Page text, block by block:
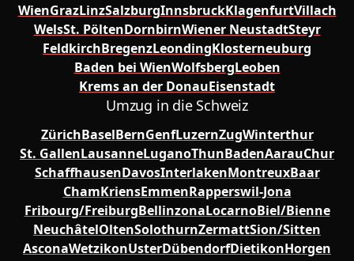
WienGrazLinzSalzburgInnsbruckKlagenfurtVillach
WelsSt. PöltenDornbirnWiener NeustadtSteyr
FeldkirchBregenzLeondingKlosterneuburg
Baden bei WienWolfsbergLeoben
Krems an der DonauEisenstadt
Umzug in die Schweiz
ZürichBaselBernGenfLuzernZugWinterthur
St. GallenLausanneLuganoThunBadenAarauChur
SchaffhausenDavosInterlakenMontreuxBaar
ChamKriensEmmenRapperswil-Jona
Fribourg/FreiburgBellinzonaLocarnoBiel/Bienne
NeuchâtelOltenSolothurnZermattSion/Sitten
AsconaWetzikonUsterDübendorfDietikonHorgen